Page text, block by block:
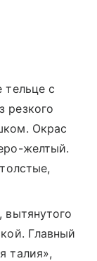
тельце с
резкого
Окрас
желтый.
вытянутого
Главный
талия»,